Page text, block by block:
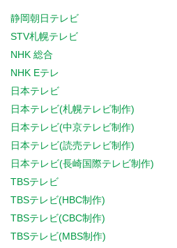
静岡朝日テレビ
STV札幌テレビ
NHK 総合
NHK Eテレ
日本テレビ
日本テレビ(札幌テレビ制作)
日本テレビ(中京テレビ制作)
日本テレビ(読売テレビ制作)
日本テレビ(長崎国際テレビ制作)
TBSテレビ
TBSテレビ(HBC制作)
TBSテレビ(CBC制作)
TBSテレビ(MBS制作)